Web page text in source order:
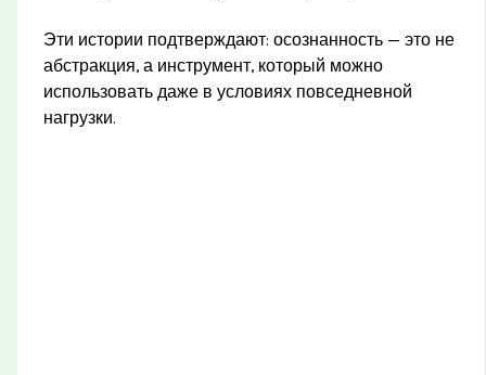
Эти истории подтверждают: осознанность — это не
абстракция, а инструмент, который можно
использовать даже в условиях повседневной
нагрузки.